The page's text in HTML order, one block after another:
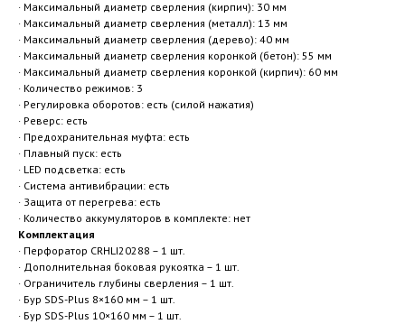
· Максимальный диаметр сверления (кирпич): 30 мм
· Максимальный диаметр сверления (металл): 13 мм
· Максимальный диаметр сверления (дерево): 40 мм
· Максимальный диаметр сверления коронкой (бетон): 55 мм
· Максимальный диаметр сверления коронкой (кирпич): 60 мм
· Количество режимов: 3
· Регулировка оборотов: есть (силой нажатия)
· Реверс: есть
· Предохранительная муфта: есть
· Плавный пуск: есть
· LED подсветка: есть
· Система антивибрации: есть
· Защита от перегрева: есть
· Количество аккумуляторов в комплекте: нет
Комплектация
· Перфоратор CRHLI20288 – 1 шт.
· Дополнительная боковая рукоятка – 1 шт.
· Ограничитель глубины сверления – 1 шт.
· Бур SDS-Plus 8×160 мм – 1 шт.
· Бур SDS-Plus 10×160 мм – 1 шт.